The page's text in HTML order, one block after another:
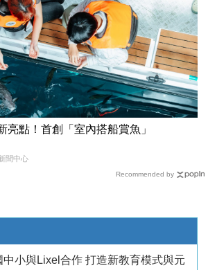
亮點！首創「室內搭船賞魚」
聞中心
Recommended by
中小與Lixel合作 打造新教育模式與元